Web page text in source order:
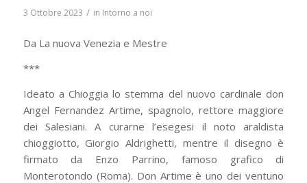
3 Ottobre 2023 / in Intorno a noi
Da La nuova Venezia e Mestre
***
Ideato a Chioggia lo stemma del nuovo cardinale don
Angel Fernandez Artime, spagnolo, rettore maggiore
dei Salesiani. A curarne l’esegesi il noto araldista
chioggiotto, Giorgio Aldrighetti, mentre il disegno è
firmato da Enzo Parrino, famoso grafico di
Monterotondo (Roma). Don Artime è uno dei ventuno